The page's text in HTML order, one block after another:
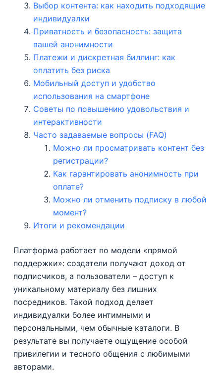
Выбор контента: как находить подходящие
индивидуалки
Приватность и безопасность: защита
вашей анонимности
Платежи и дискретная биллинг: как
оплатить без риска
Мобильный доступ и удобство
использования на смартфоне
Советы по повышению удовольствия и
интерактивности
Часто задаваемые вопросы (FAQ)
Можно ли просматривать контент без
регистрации?
Как гарантировать анонимность при
оплате?
Можно ли отменить подписку в любой
момент?
Итоги и рекомендации
Платформа работает по модели «прямой
поддержки»: создатели получают доход от
подписчиков, а пользователи – доступ к
уникальному материалу без лишних
посредников. Такой подход делает
индивидуалки более интимными и
персональными, чем обычные каталоги. В
результате вы получаете ощущение особой
привилегии и тесного общения с любимыми
авторами.